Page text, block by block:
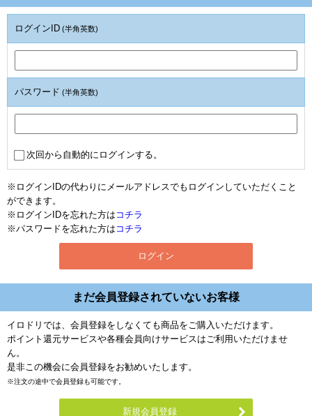
ログインID (半角英数)
パスワード (半角英数)
次回から自動的にログインする。
※ログインIDの代わりにメールアドレスでもログインしていただくこと
ができます。
※ログインIDを忘れた方は コチラ
※パスワードを忘れた方は コチラ
まだ会員登録されていないお客様
イロドリでは、会員登録をしなくても商品をご購入いただけます。
ポイント還元サービスや各種会員向けサービスはご利用いただけませ
ん。
是非この機会に会員登録をお勧めいたします。
※注文の途中で会員登録も可能です。
新規会員登録